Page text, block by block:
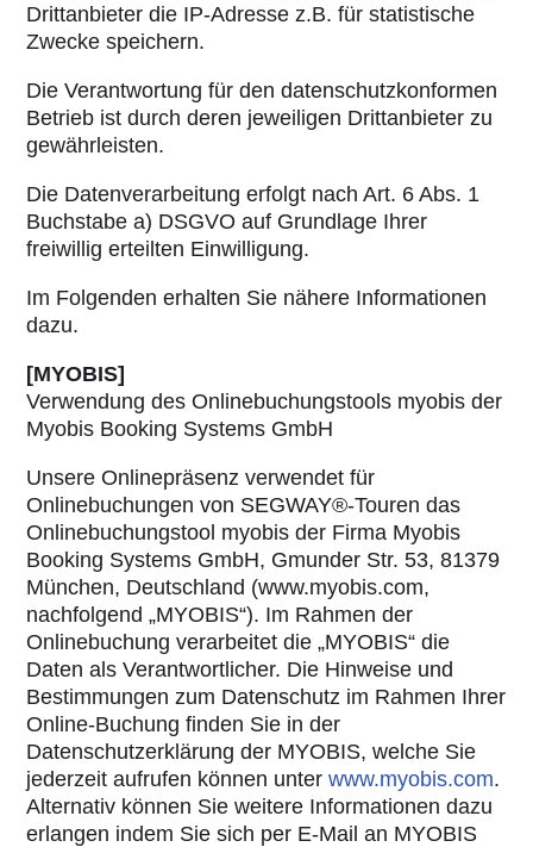
Drittanbieter die IP-Adresse z.B. für statistische
Zwecke speichern.
Die Verantwortung für den datenschutzkonformen
Betrieb ist durch deren jeweiligen Drittanbieter zu
gewährleisten.
Die Datenverarbeitung erfolgt nach Art. 6 Abs. 1
Buchstabe a) DSGVO auf Grundlage Ihrer
freiwillig erteilten Einwilligung.
Im Folgenden erhalten Sie nähere Informationen
dazu.
[MYOBIS]
Verwendung des Onlinebuchungstools myobis der
Myobis Booking Systems GmbH
Unsere Onlinepräsenz verwendet für
Onlinebuchungen von SEGWAY®-Touren das
Onlinebuchungstool myobis der Firma Myobis
Booking Systems GmbH, Gmunder Str. 53, 81379
München, Deutschland (www.myobis.com,
nachfolgend „MYOBIS“). Im Rahmen der
Onlinebuchung verarbeitet die „MYOBIS“ die
Daten als Verantwortlicher. Die Hinweise und
Bestimmungen zum Datenschutz im Rahmen Ihrer
Online-Buchung finden Sie in der
Datenschutzerklärung der MYOBIS, welche Sie
jederzeit aufrufen können unterwww.myobis.com.
Alternativ können Sie weitere Informationen dazu
erlangen indem Sie sich per E-Mail an MYOBIS